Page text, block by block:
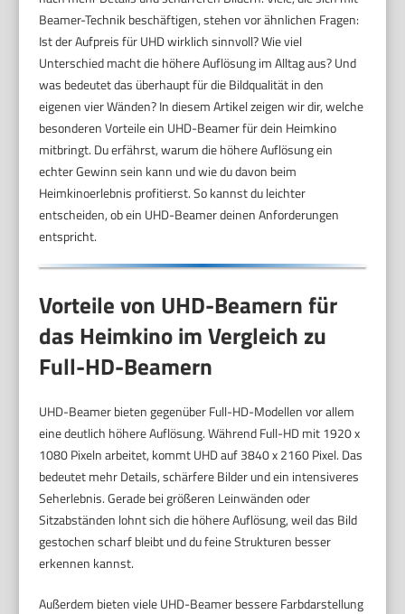
Beamer-Technik beschäftigen, stehen vor ähnlichen Fragen:
Ist der Aufpreis für UHD wirklich sinnvoll? Wie viel
Unterschied macht die höhere Auflösung im Alltag aus? Und
was bedeutet das überhaupt für die Bildqualität in den
eigenen vier Wänden? In diesem Artikel zeigen wir dir, welche
besonderen Vorteile ein UHD-Beamer für dein Heimkino
mitbringt. Du erfährst, warum die höhere Auflösung ein
echter Gewinn sein kann und wie du davon beim
Heimkinoerlebnis profitierst. So kannst du leichter
entscheiden, ob ein UHD-Beamer deinen Anforderungen
entspricht.
Vorteile von UHD-Beamern für
das Heimkino im Vergleich zu
Full-HD-Beamern
UHD-Beamer bieten gegenüber Full-HD-Modellen vor allem
eine deutlich höhere Auflösung. Während Full-HD mit 1920 x
1080 Pixeln arbeitet, kommt UHD auf 3840 x 2160 Pixel. Das
bedeutet mehr Details, schärfere Bilder und ein intensiveres
Seherlebnis. Gerade bei größeren Leinwänden oder
Sitzabständen lohnt sich die höhere Auflösung, weil das Bild
gestochen scharf bleibt und du feine Strukturen besser
erkennen kannst.
Außerdem bieten viele UHD-Beamer bessere Farbdarstellung